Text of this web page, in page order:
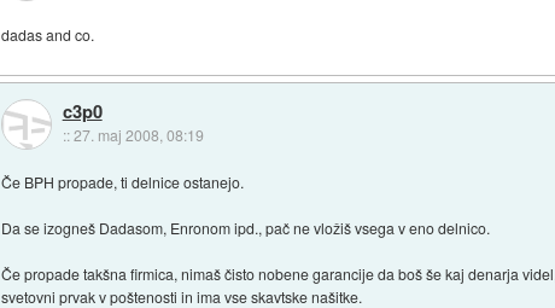
dadas and co.
c3p0
::27. maj 2008, 08:19
Če BPH propade, ti delnice ostanejo.
Da se izogneš Dadasom, Enronom ipd., pač ne vložiš vsega v eno delnico.
Če propade takšna firmica, nimaš čisto nobene garancije da boš še kaj denarja
svetovni prvak v poštenosti in ima vse skavtske našitke.